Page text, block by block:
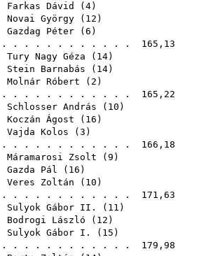
Farkas Dávid
( 4)
Novai György ( 12 )
Gazdag Péter ( 6 )
. . . . . . . . . . . . 165,13
Tury Nagy Géza ( 14)
Stein Barnabás ( 14)
Molnár Róbert ( 2 )
. . . . . . . . . . . . 165,22
Schlosser András ( 10 )
Koczán Ágost ( 16 )
Vajda Kolos ( 3 )
. . . . . . . . . . . . 166,18
Máramarosi Zsolt ( 9 )
Gazda Pál ( 16 )
Veres Zoltán ( 10 )
. . . . . . . . . . . . 171,63
Sulyok Gábor II.
( 11 )
Bodrogi László ( 12 )
Sulyok Gábor I.
( 15 )
. . . . . . . . . . . . 179,98